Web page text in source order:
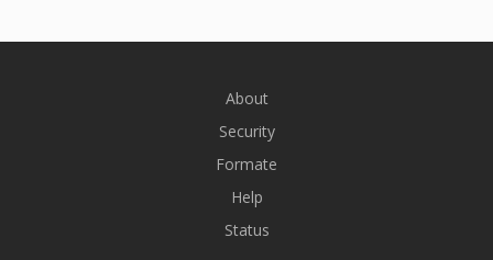
About
Security
Formate
Help
Status